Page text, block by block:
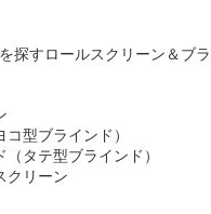
ロールスクリーン＆ブラ
型ブラインド）
タテ型ブラインド）
クリーン